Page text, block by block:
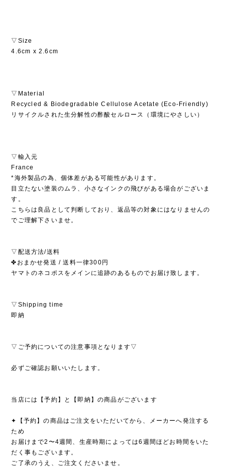
▽Size
4.6cm x 2.6cm
▽Material
Recycled & Biodegradable Cellulose Acetate (Eco-Friendly)
リサイクルされた生分解性の酢酸セルロース（環境にやさしい）
▽輸入元
France
*海外製品の為、個体差がある可能性があります。
目立たない塗装のムラ、小さなインクの飛びがある場合がございま
す。
こちらは良品として判断しており、返品等の対象にはなりませんの
でご理解下さいませ。
▽配送方法/送料
✤おまかせ発送 / 送料一律300円
ヤマトのネコポスをメインに追跡のあるものでお届け致します。
▽Shipping time
即納
▽ご予約についての注意事項となります▽
必ずご確認お願いいたします。
当店には【予約】と【即納】の商品がございます
✦【予約】の商品はご注文をいただいてから、メーカーへ発注する
ため
お届けまで2〜4週間、生産時期によっては6週間ほどお時間をいた
だく事もございます。
ご了承のうえ、ご注文くださいませ。